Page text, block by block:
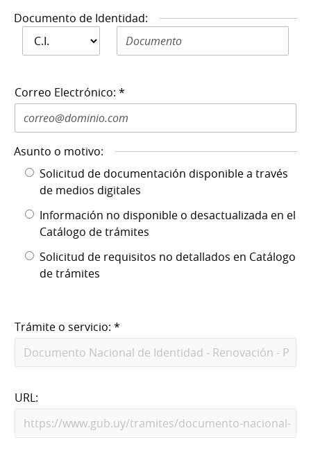
Documento de Identidad:
Documento de
Identidad: *
Documento de Identidad N: *
Correo Electrónico: *
Asunto o motivo:
Solicitud de documentación disponible a través
de medios digitales
Información no disponible o desactualizada en el
Catálogo de trámites
Solicitud de requisitos no detallados en Catálogo
de trámites
Trámite o servicio: *
URL: